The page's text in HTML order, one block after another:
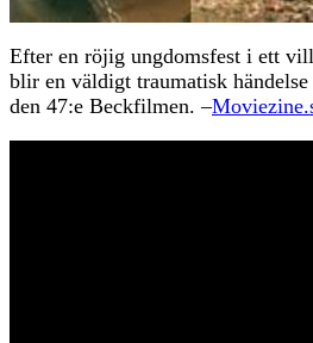
Efter en röjig ungdomsfest i ett
blir en väldigt traumatisk
den 47:e Beckfilmen. –